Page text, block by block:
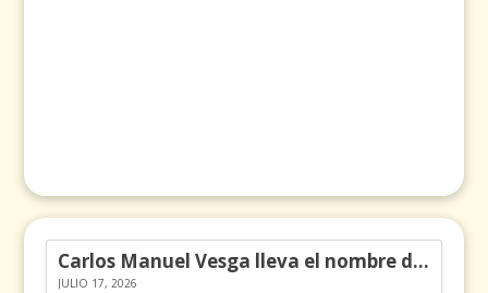
Carlos Manuel Vesga lleva el nombre de Colombia a los Emmy
JULIO 17, 2026